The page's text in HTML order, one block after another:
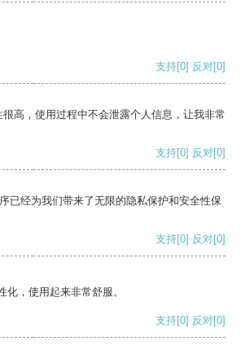
支持[0] 反对[0]
高，使用过程中不会泄露个人信息，让我非常
支持[0] 反对[0]
已经为我们带来了无限的隐私保护和安全性保
支持[0] 反对[0]
，使用起来非常舒服。
支持[0] 反对[0]